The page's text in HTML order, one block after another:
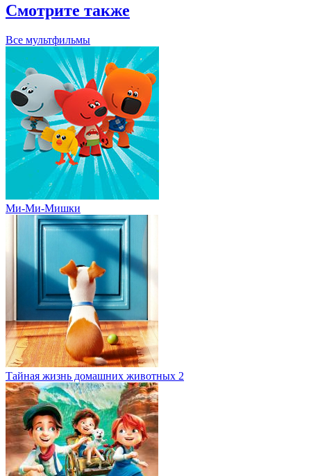
Смотрите также
Все мультфильмы
Ми-Ми-Мишки
Тайная жизнь домашних животных 2